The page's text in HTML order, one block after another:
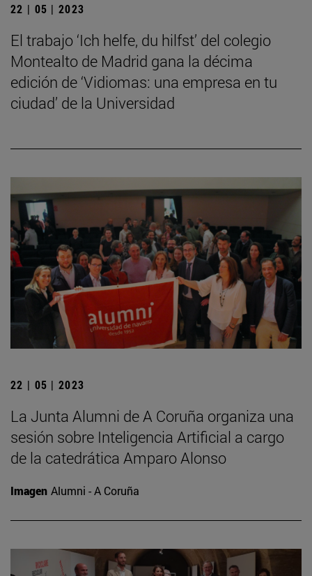
22 | 05 | 2023
El trabajo ‘Ich helfe, du hilfst’ del colegio
Montealto de Madrid gana la décima
edición de ‘Vidiomas: una empresa en tu
ciudad’ de la Universidad
22 | 05 | 2023
La Junta Alumni de A Coruña organiza una
sesión sobre Inteligencia Artificial a cargo
de la catedrática Amparo Alonso
Imagen Alumni - A Coruña